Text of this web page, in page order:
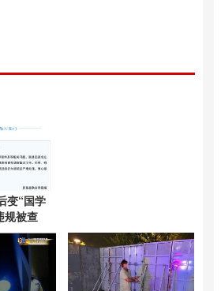
变“国学
规被查